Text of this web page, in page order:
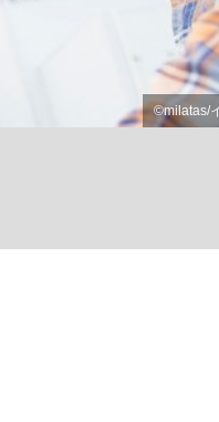
...